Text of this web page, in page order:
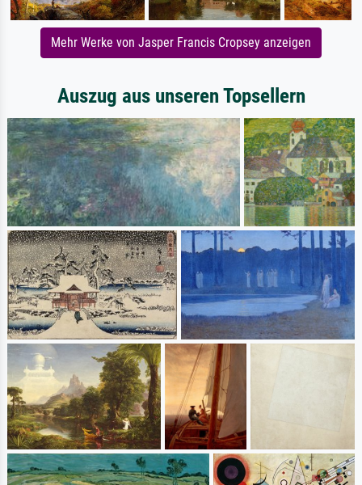
Mehr Werke von Jasper Francis Cropsey anzeigen
Auszug aus unseren Topsellern